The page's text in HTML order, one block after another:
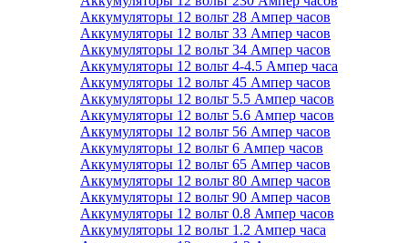
Аккумуляторы 12 вольт 28 Ампер часов
Аккумуляторы 12 вольт 33 Ампер часов
Аккумуляторы 12 вольт 34 Ампер часов
Аккумуляторы 12 вольт 4-4.5 Ампер часа
Аккумуляторы 12 вольт 45 Ампер часов
Аккумуляторы 12 вольт 5.5 Ампер часов
Аккумуляторы 12 вольт 5.6 Ампер часов
Аккумуляторы 12 вольт 56 Ампер часов
Аккумуляторы 12 вольт 6 Ампер часов
Аккумуляторы 12 вольт 65 Ампер часов
Аккумуляторы 12 вольт 80 Ампер часов
Аккумуляторы 12 вольт 90 Ампер часов
Аккумуляторы 12 вольт 0.8 Ампер часов
Аккумуляторы 12 вольт 1.2 Ампер часа